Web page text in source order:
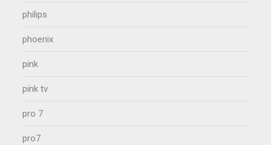
philips
phoenix
pink
pink tv
pro 7
pro7